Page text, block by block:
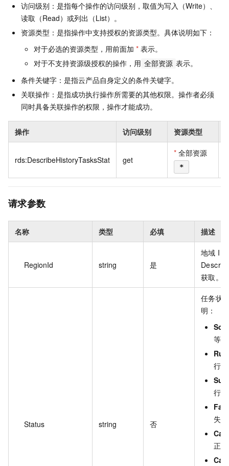
访问级别：是指每个操作的访问级别，取值为写入（Write）、
读取（Read）或列出（List）。
资源类型：是指操作中支持授权的资源类型。具体说明如下：
对于必选的资源类型，用前面加 * 表示。
对于不支持资源级授权的操作，用 全部资源 表示。
条件关键字：是指云产品自身定义的条件关键字。
关联操作：是指成功执行操作所需要的其他权限。操作者必须
同时具备关联操作的权限，操作才能成功。
操作 访问级别 资源类型
rds:DescribeHistoryTasksStat get
* 全部资源
*
请求参数
名称 类型 必填 描述
RegionId string 是
地域 ID
获取。
Status string 否
任务状
明：
等
行中
行
失败
正